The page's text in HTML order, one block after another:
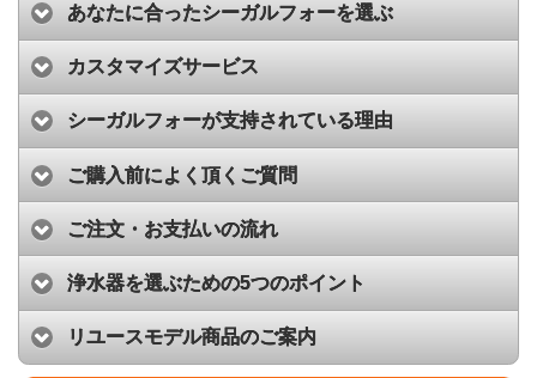
あなたに合ったシーガルフォーを選ぶ
カスタマイズサービス
シーガルフォーが支持されている理由
ご購入前によく頂くご質問
ご注文・お支払いの流れ
浄水器を選ぶための5つのポイント
リユースモデル商品のご案内